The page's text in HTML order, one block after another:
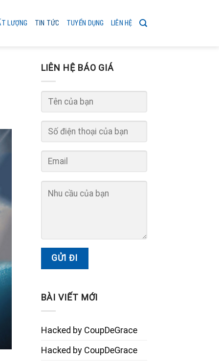
LƯỢNG TIN TỨC TUYỂN DỤNG LIÊN HỆ
LIÊN HỆ BÁO GIÁ
BÀI VIẾT MỚI
Hacked by CoupDeGrace
Hacked by CoupDeGrace